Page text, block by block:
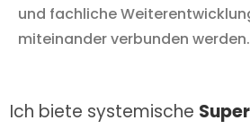
und fachliche
miteinander verbunden werden.
Ich biete systemische